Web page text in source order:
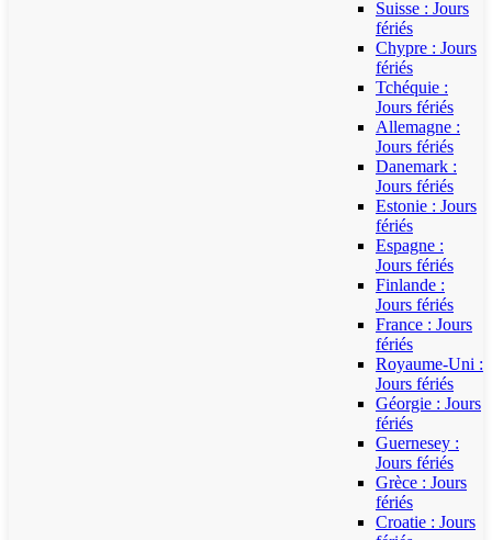
Suisse : Jours
fériés
Chypre : Jours
fériés
Tchéquie :
Jours fériés
Allemagne :
Jours fériés
Danemark :
Jours fériés
Estonie : Jours
fériés
Espagne :
Jours fériés
Finlande :
Jours fériés
France : Jours
fériés
Royaume-Uni :
Jours fériés
Géorgie : Jours
fériés
Guernesey :
Jours fériés
Grèce : Jours
fériés
Croatie : Jours